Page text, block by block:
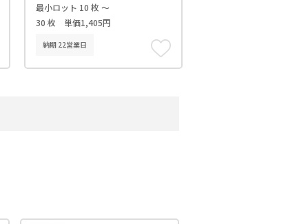
最小ロット 10 枚 ～
30 枚 単価1,405円
納期 22営業日